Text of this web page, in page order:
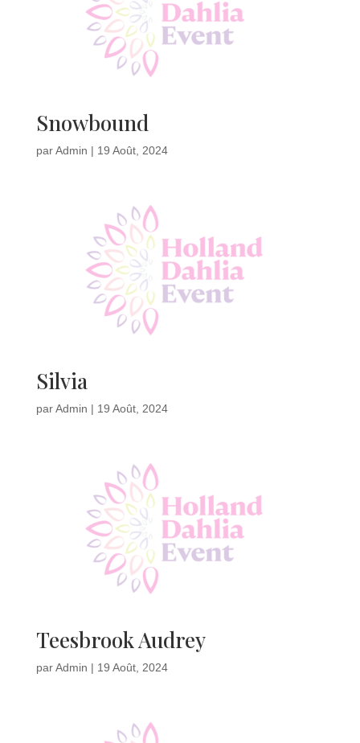
Snowbound
parAdmin | 19 Août, 2024
Silvia
parAdmin | 19 Août, 2024
Teesbrook Audrey
parAdmin | 19 Août, 2024